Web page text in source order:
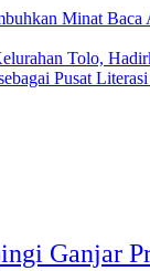
Pusat
Ganjar